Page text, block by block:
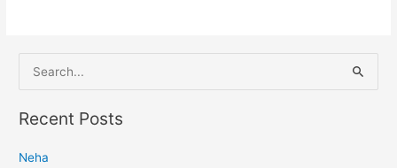
e
a
c
Recent Posts
Neha